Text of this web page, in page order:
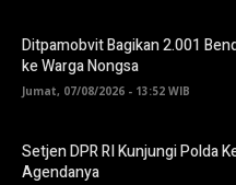
Ditpamobvit Bagikan 2.001
ke Warga Nongsa
Jumat, 07/08/2026 - 13:52 WIB
Setjen DPR RI Kunjungi Polda
Agendanya